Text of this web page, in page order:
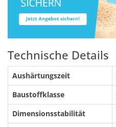
Technische Details
Aushärtungszeit
Baustoffklasse
Dimensionsstabilität